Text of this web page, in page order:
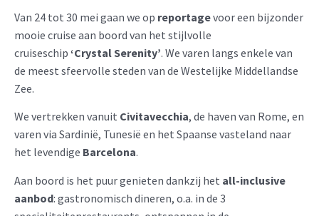
Van 24 tot 30 mei gaan we op reportagevoor een bijzonder
mooie cruise aan boord van het stijlvolle
cruiseschip ‘Crystal Serenity’. We varen langs enkele van
de meest sfeervolle steden van de Westelijke Middellandse
Zee.
We vertrekken vanuit Civitavecchia, de haven van Rome, en
varen via Sardinië, Tunesië en het Spaanse vasteland naar
het levendige Barcelona.
Aan boord is het puur genieten dankzij het all-inclusive
aanbod: gastronomisch dineren, o.a. in de 3